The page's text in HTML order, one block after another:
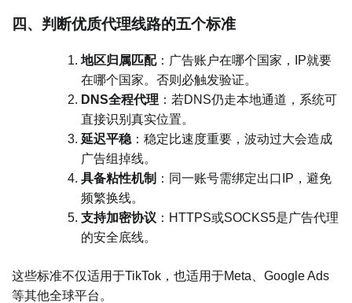
四、判断优质代理线路的五个标准
地区归属匹配：广告账户在哪个国家，IP就要
在哪个国家。否则必触发验证。
DNS全程代理 ：若DNS仍走本地通道，系统可
直接识别真实位置。
延迟平稳 ：稳定比速度重要，波动过大会造成
广告组掉线。
具备粘性机制 ：同一账号需绑定出口IP，避免
频繁换线。
支持加密协议 ：HTTPS或SOCKS5是广告代理
的安全底线。
这些标准不仅适用于TikTok，也适用于Meta、Google Ads
等其他全球平台。